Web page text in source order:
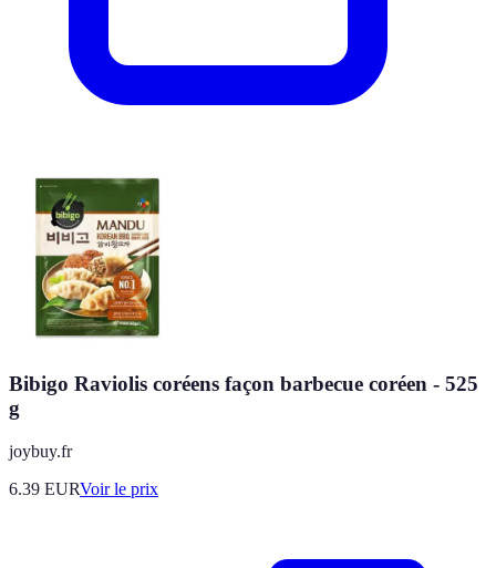
Bibigo Raviolis coréens façon barbecue coréen - 525
g
joybuy.fr
6.39 EURVoir le prix